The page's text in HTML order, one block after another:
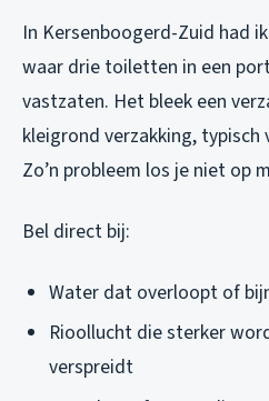
In Kersenboogerd-Zuid had
waar drie toiletten in een
vastzaten. Het bleek een
kleigrond verzakking,
Zo’n probleem los je niet op
Bel direct bij:
Water dat overloopt of
Rioollucht die sterker
verspreidt